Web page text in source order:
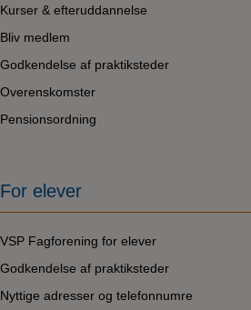
Kurser & efteruddannelse
Bliv medlem
Godkendelse af praktiksteder
Overenskomster
Pensionsordning
For elever
VSP Fagforening for elever
Godkendelse af praktiksteder
Nyttige adresser og telefonnumre